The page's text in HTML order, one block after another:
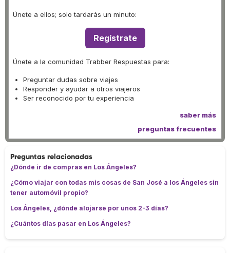
Únete a ellos; solo tardarás un minuto:
Regístrate
Únete a la comunidad Trabber Respuestas para:
Preguntar dudas sobre viajes
Responder y ayudar a otros viajeros
Ser reconocido por tu experiencia
saber más
preguntas frecuentes
Preguntas relacionadas
¿Dónde ir de compras en Los Ángeles?
¿Cómo viajar con todas mis cosas de San José a los Ángeles sin
tener automóvil propio?
Los Ángeles, ¿dónde alojarse por unos 2-3 días?
¿Cuántos días pasar en Los Ángeles?